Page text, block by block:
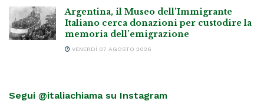
Argentina, il Museo dell’Immigrante
Italiano cerca donazioni per custodire la
memoria dell’emigrazione
VENERDÌ 07 AGOSTO 2026
Segui @italiachiama su Instagram